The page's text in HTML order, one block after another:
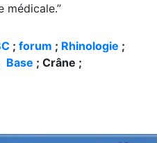
médicale.”
; forum ; Rhinologie ;
Base ; Crâne ;